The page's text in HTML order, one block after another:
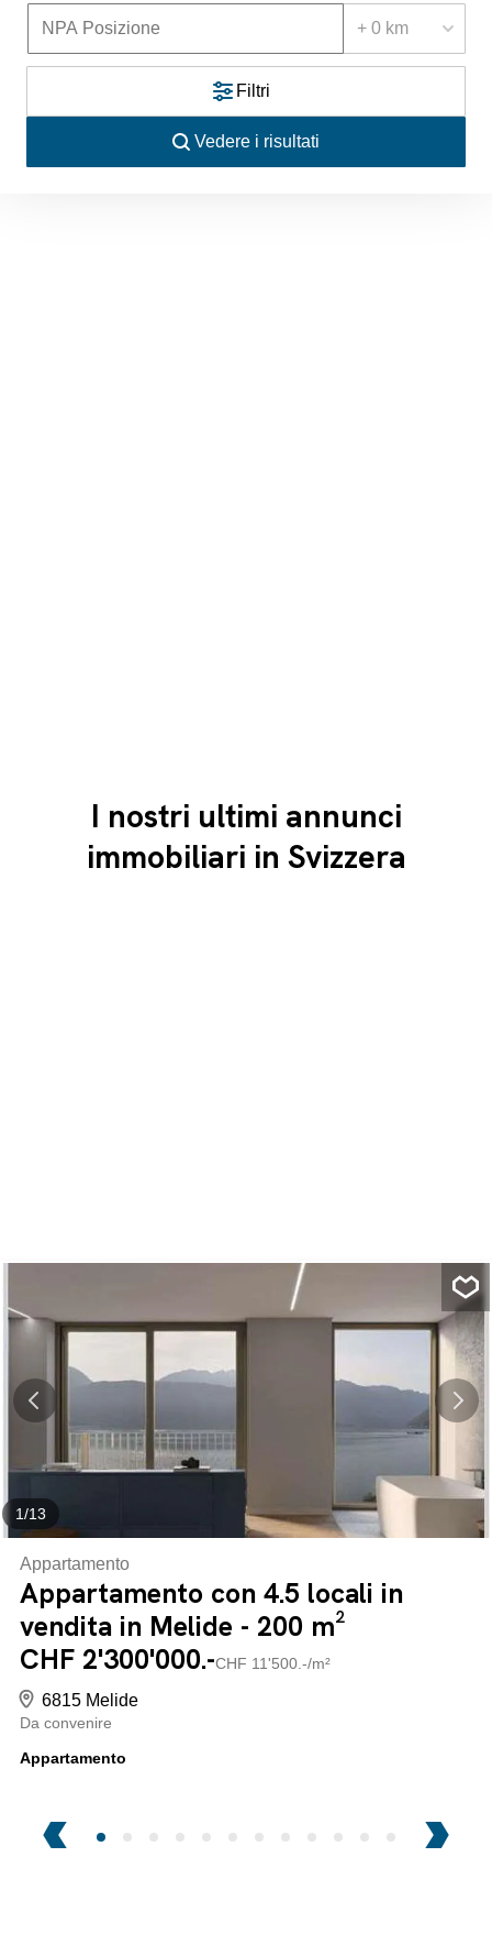
+ 0 km
Filtri
Vedere i risultati
I nostri ultimi annunci
immobiliari in Svizzera
1/13
Appartamento
Appartamento con 4.5 locali in
vendita in Melide - 200 m²
CHF 2'300'000.-CHF 11'500.-/m²
6815 Melide
Da convenire
Appartamento